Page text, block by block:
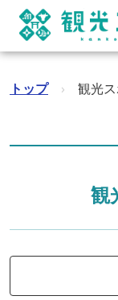
トップ › 観光
観